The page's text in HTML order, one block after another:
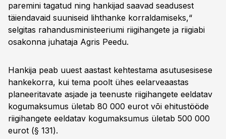
paremini tagatud ning hankijad saavad seadusest
täiendavaid suuniseid lihthanke korraldamiseks,“
selgitas rahandusministeeriumi riigihangete ja riigiabi
osakonna juhataja Agris Peedu.
Hankija peab uuest aastast kehtestama asutusesisese
hankekorra, kui tema poolt ühes eelarveaastas
planeeritavate asjade ja teenuste riigihangete eeldatav
kogumaksumus ületab 80 000 eurot või ehitustööde
riigihangete eeldatav kogumaksumus ületab 500 000
eurot (§ 131).